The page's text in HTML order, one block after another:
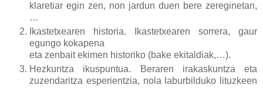
klaretiar egin zen, non jardun duen bere zereginetan,
…
Ikastetxearen historia. Ikastetxearen sorrera, gaur
egungo kokapena
eta zenbait ekimen historiko (bake ekitaldiak,…).
Hezkuntza ikuspuntua. Beraren irakaskuntza eta
zuzendaritza esperientzia, nola laburbilduko lituzkeen